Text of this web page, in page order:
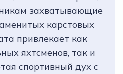
захватывающие
карстовых
привлекает как
яхтсменов, так и
спортивный дух с